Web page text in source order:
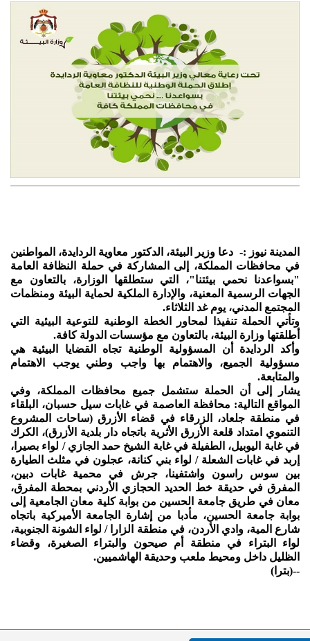
المدينة نيوز :- دعا وزير البيئة، الدكتور معاوية الردايدة، المواطنين
في محافظات المملكة، إلى المشاركة في حملة النظافة العامة
"بسواعدنا نحمي بيئتنا"، التي ستطلقها الوزارة، بالتعاون مع
الجهات الرسمية المعنية، والإدارة الملكية لحماية البيئة ومنظمات
المجتمع المدني، يوم غد الثلاثاء.
وتأتي الحملة تنفيذا لمحاور الخطة الوطنية للتوعية البيئية التي
أطلقتها وزارة البيئة، بالتعاون مع مؤسسات الدولة كافة.
وأكد الردايدة أن المسؤولية الوطنية تجاه القضايا البيئية هي
مسؤولية الجميع، والاهتمام بها واجب وطني يوجب الاهتمام
والمتابعة.
يشار إلى أن الحملة ستشمل جميع محافظات المملكة، وفي
المواقع التالية: محافظة العاصمة في غابات سيل حسبان، البلقاء
في منطقة جلعاد، الزرقاء في قضاء الأزرق (ساحات المشروع
التنموي امتداد قلعة الأزرق الأثرية باتجاه دار بلدية الأزرق)، الكرك
في غابة اليوبيل، الطفيلة في غابة الشيخ حمد الجازي / لواء بصيرا،
إربد في غابات الشعلة / لواء بني كنانة، عجلون في مثلث الطيارة
بين سوس راسون واشتفينا، جرش في محمية غابات دبين،
المفرق في حديقة خط الحديد الحجازي الأردني بمحطة المفرق،
معان في طريق جامعة الحسين من بوابة كلية معان الجامعية إلى
بوابة جامعة الحسين، مأدبا من إشارة الجامعة الأميركية باتجاه
شارع المية، وادي الأردن، في منطقة الزارا / لواء الشونة الجنوبية،
لواء البتراء في منطقة أم صيحون والبتراء الصغيرة، وقضاء
الظليل داخل ومحيط ملعب وحديقة الهاشميين.
--(بترا)